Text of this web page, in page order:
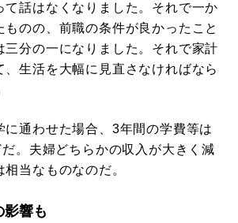
て話はなくなりました。それで一か
ものの、前職の条件が良かったこと
三分の一になりました。それで家計
、生活を大幅に見直さなければなら
通わせた場合、3年間の学費等は
。夫婦どちらかの収入が大きく減
当なものなのだ。
影響も